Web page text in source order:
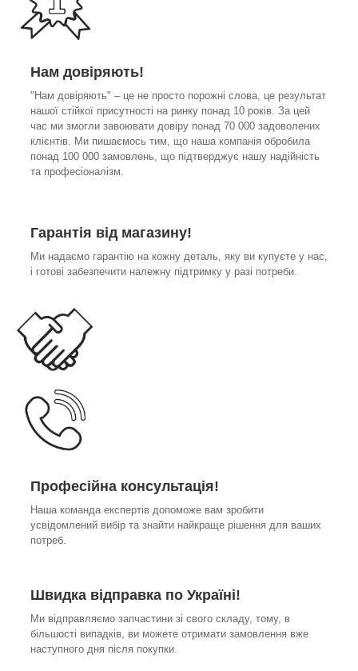
Нам довіряють!
"Нам довіряють" – це не просто порожні слова, це результат
нашої стійкої присутності на ринку понад 10 років. За цей
час ми змогли завоювати довіру понад 70 000 задоволених
клієнтів. Ми пишаємось тим, що наша компанія обробила
понад 100 000 замовлень, що підтверджує нашу надійність
та професіоналізм.
Гарантія від магазину!
Ми надаємо гарантію на кожну деталь, яку ви купуєте у нас,
і готові забезпечити належну підтримку у разі потреби.
Професійна консультація!
Наша команда експертів допоможе вам зробити
усвідомлений вибір та знайти найкраще рішення для ваших
потреб.
Швидка відправка по Україні!
Ми відправляємо запчастини зі свого складу, тому, в
більшості випадків, ви можете отримати замовлення вже
наступного дня після покупки.